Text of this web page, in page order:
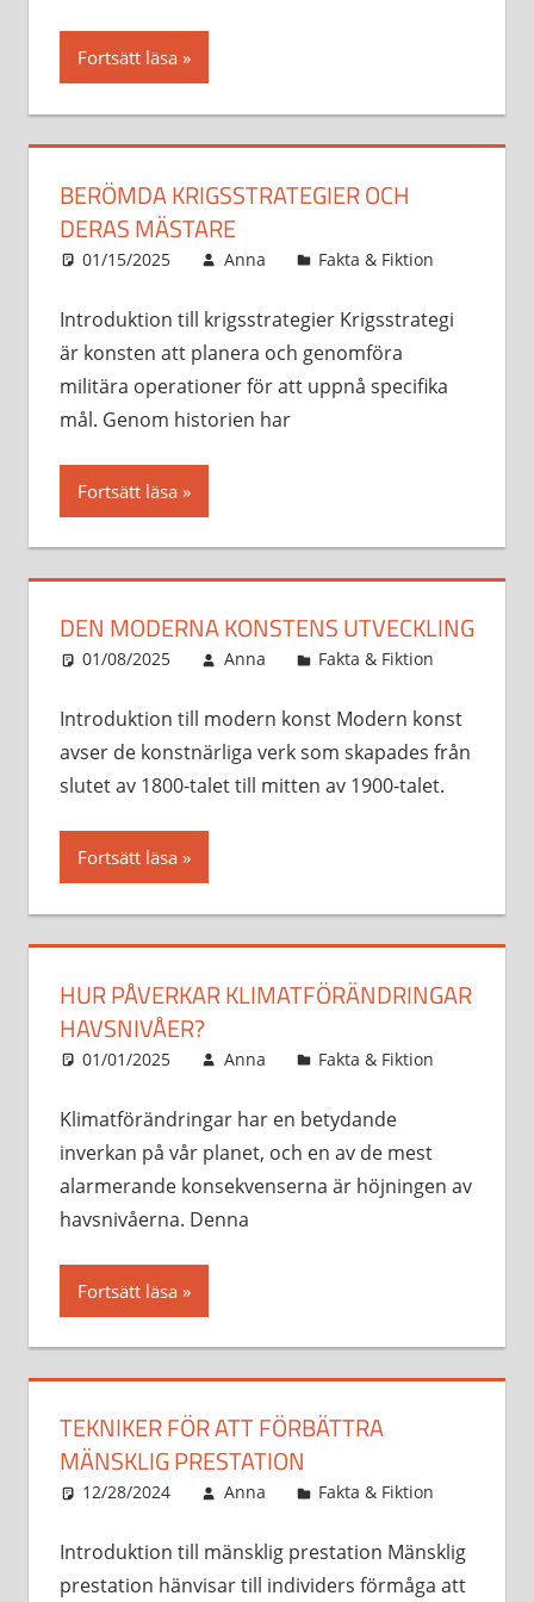
Fortsätt läsa
BERÖMDA KRIGSSTRATEGIER OCH
DERAS MÄSTARE
01/15/2025 Anna Fakta & Fiktion
Introduktion till krigsstrategier Krigsstrategi
är konsten att planera och genomföra
militära operationer för att uppnå specifika
mål. Genom historien har
Fortsätt läsa
DEN MODERNA KONSTENS UTVECKLING
01/08/2025 Anna Fakta & Fiktion
Introduktion till modern konst Modern konst
avser de konstnärliga verk som skapades från
slutet av 1800-talet till mitten av 1900-talet.
Fortsätt läsa
HUR PÅVERKAR KLIMATFÖRÄNDRINGAR
HAVSNIVÅER?
01/01/2025 Anna Fakta & Fiktion
Klimatförändringar har en betydande
inverkan på vår planet, och en av de mest
alarmerande konsekvenserna är höjningen av
havsnivåerna. Denna
Fortsätt läsa
TEKNIKER FÖR ATT FÖRBÄTTRA
MÄNSKLIG PRESTATION
12/28/2024 Anna Fakta & Fiktion
Introduktion till mänsklig prestation Mänsklig
prestation hänvisar till individers förmåga att